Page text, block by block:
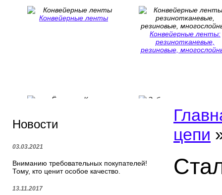
Конвейерные ленты
Конвейерные ленты:
резинотканевые,
резиновые,
Зубчатые и
ремни
Новости
03.03.2021
Вниманию требовательных покупателей!
Тому, кто ценит особое качество.
13.11.2017
цепи